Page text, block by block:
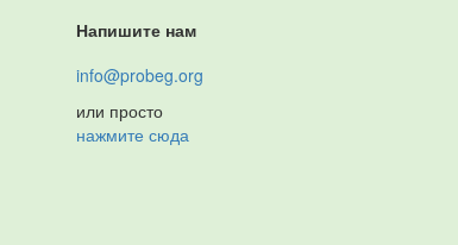
Напишите нам
info@probeg.org
или просто
нажмите сюда